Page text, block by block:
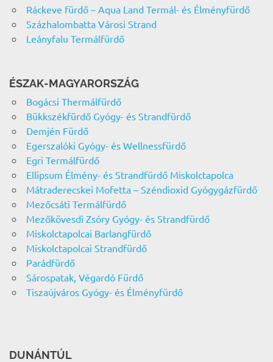
Ráckeve fürdő – Aqua Land Termál- és Élményfürdő
Százhalombatta Városi Strand
Leányfalu Termálfürdő
ÉSZAK-MAGYARORSZÁG
Bogácsi Thermálfürdő
Bükkszékfürdő Gyógy- és Strandfürdő
Demjén Fürdő
Egerszalóki Gyógy- és Wellnessfürdő
Egri Termálfürdő
Ellipsum Élmény- és Strandfürdő Miskolctapolca
Mátraderecskei Mofetta – Széndioxid Gyógygázfürdő
Mezőcsáti Termálfürdő
Mezőkövesdi Zsóry Gyógy- és Strandfürdő
Miskolctapolcai Barlangfürdő
Miskolctapolcai Strandfürdő
Parádfürdő
Sárospatak, Végardó Fürdő
Tiszaújváros Gyógy- és Élményfürdő
DUNÁNTÚL